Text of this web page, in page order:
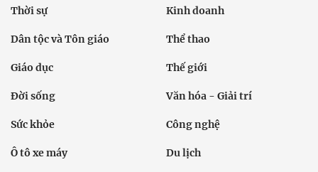
Thời sự Kinh doanh
Dân tộc và Tôn giáo Thể thao
Giáo dục Thế giới
Đời sống Văn hóa - Giải trí
Sức khỏe Công nghệ
Ô tô xe máy Du lịch